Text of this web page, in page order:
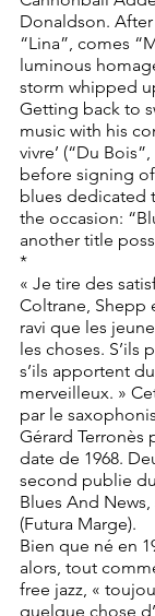
Donaldson.
“Lina”, comes
luminous
storm whipped
Getting back to
music with his
vivre’ (“Du
before signing
blues dedicated
the occasion:
another title
*
« Je tire des
Coltrane, Shepp
ravi que les
les choses. S’ils
s’ils apportent
merveilleux. »
par le
Gérard Terronès
date de 1968.
second publie
Blues And
(Futura Marge).
Bien que né en
alors, tout
free jazz, «
quelque chose